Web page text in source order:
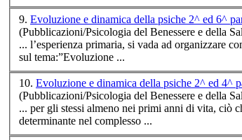
9.
Evoluzione e dinamica della psiche 2^
(Pubblicazioni/Psicologia del Benessere e della
... l’esperienza primaria, si vada ad organizzare come matrice
sul tema:”Evoluzione ...
10. Evoluzione e dinamica della psiche 2^ ed 4^
(Pubblicazioni/Psicologia del Benessere e della
... per gli stessi almeno nei primi anni di vita, ciò
determinante nel complesso ...